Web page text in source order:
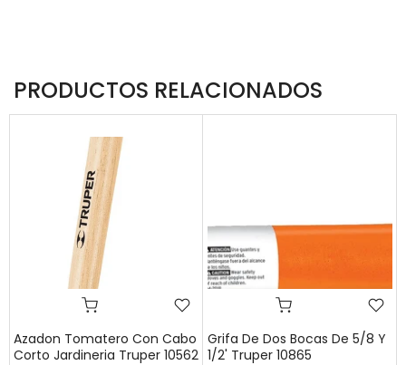
PRODUCTOS RELACIONADOS
Azadon Tomatero Con Cabo
Corto Jardineria Truper 10562
Grifa De Dos Bocas De 5/8 Y
1/2' Truper 10865